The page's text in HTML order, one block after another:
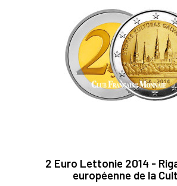
2 Euro Lettonie 2014 -
européenne de la